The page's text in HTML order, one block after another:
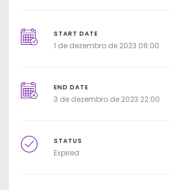
START DATE
1 de dezembro de 2023 08:00
END DATE
3 de dezembro de 2023 22:00
STATUS
Expired